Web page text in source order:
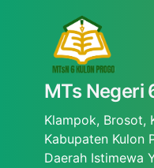
MTs Negeri
Klampok, Brosot,
Kabupaten Kulon
Daerah Istimewa